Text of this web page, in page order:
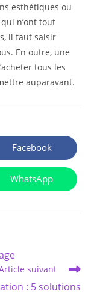
esthétiques ou
n’ont tout
il faut saisir
En outre, une
tous les
auparavant.
Ouvrir
dans
une
autre
fenêtre
Facebook
Ouvrir
dans
WhatsApp
suivant
: 5 solutions